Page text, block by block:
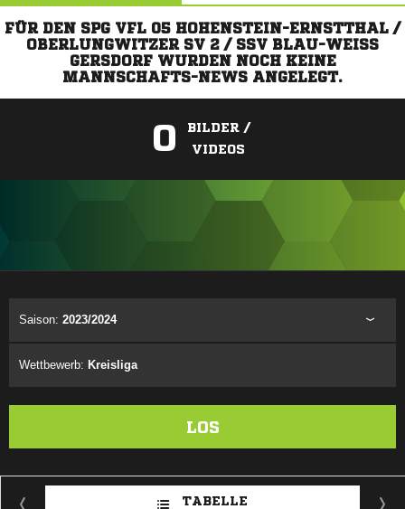
FÜR DEN SPG VFL 05 HOHENSTEIN-ERNSTTHAL /
OBERLUNGWITZER SV 2 / SSV BLAU-WEISS G
ERSDORF WURDEN NOCH KEINE M
ANNSCHAFTS-NEWS ANGELEGT.
0
BILDER /
VIDEOS
Saison: 2023/2024
Wettbewerb: Kreisliga
LOS
TABELLE